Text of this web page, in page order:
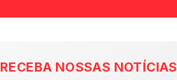
RECEBA NOSSAS NOTÍCIAS